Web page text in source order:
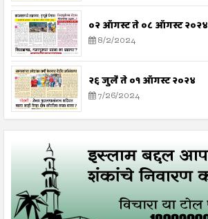
०२ ऑगस्ट ते ०८ ऑगस्ट २०२४
8/2/2024
२६ जुलै ते ०१ ऑगस्ट २०२४
7/26/2024